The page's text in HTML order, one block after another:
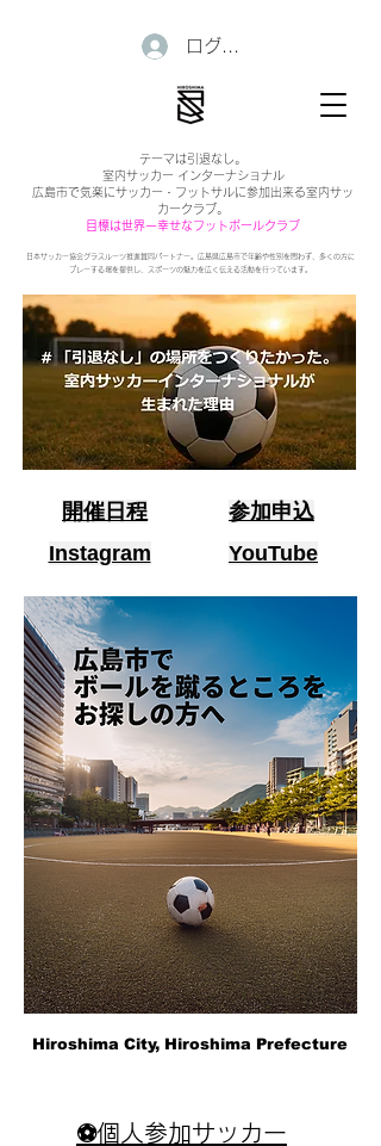
日本サッカー協会グラスルーツ推進賛同パートナー。広島県広島市で年齢や性別を問わず、多くの方に
プレーする場を提供し、スポーツの魅力を広く伝える活動を行っています。
テーマは引退なし。
室内サッカー インターナショナル
広島市で気楽にサッカー・フットサルに参加出来る室内サッ
カークラブ。
目標は世界一幸せなフットボールクラブ
ログイン
開催日程
参加申込
Instagram
YouTube
Hiroshima City, Hiroshima Prefecture
⚽個人参加サッカー